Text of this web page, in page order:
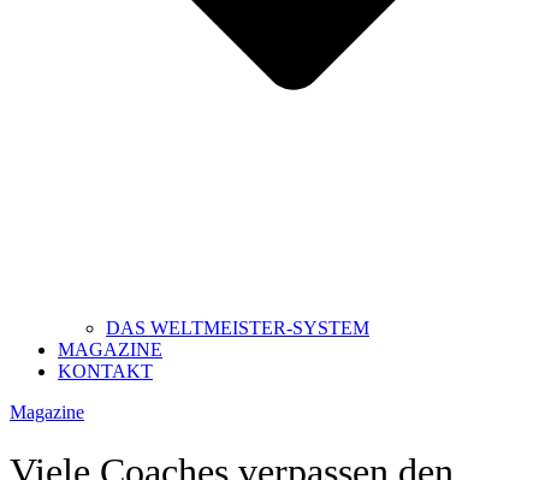
DAS WELTMEISTER-SYSTEM
MAGAZINE
KONTAKT
Magazine
Viele Coaches verpassen den